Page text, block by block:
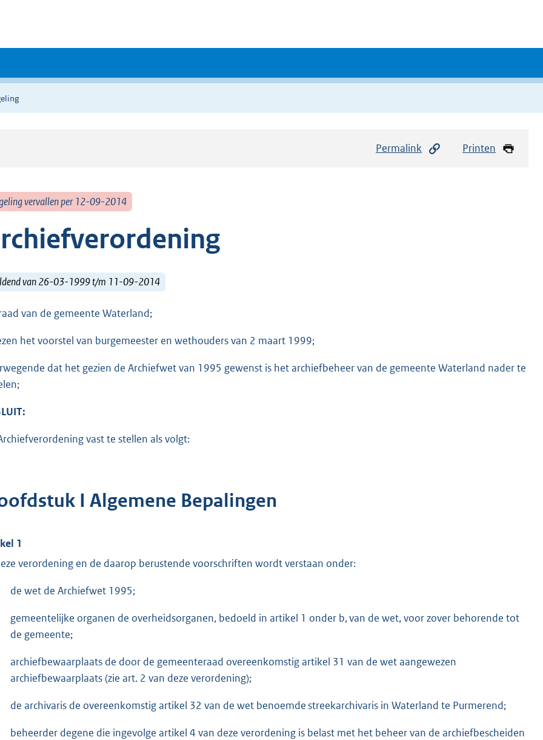
Permalink Printen
vervallen per 12-09-2014
van 26-03-1999 t/m 11-09-2014
van de gemeente Waterland;
het voorstel van burgemeester en wethouders van 2 maart 1999;
dat het gezien de Archiefwet van 1995 gewenst is het archiefbeheer van de gemeente Waterland nader te
vast te stellen als volgt:
I Algemene Bepalingen
1
verordening en de daarop berustende voorschriften wordt verstaan onder:
de wet de Archiefwet 1995;
gemeentelijke organen de overheidsorganen, bedoeld in artikel 1 onder b, van de wet, voor zover behorende tot
de gemeente;
archiefbewaarplaats de door de gemeenteraad overeenkomstig artikel 31 van de wet aangewezen
archiefbewaarplaats (zie art. 2 van deze verordening);
de archivaris de overeenkomstig artikel 32 van de wet benoemde streekarchivaris in Waterland te Purmerend;
beheerder degene die ingevolge artikel 4 van deze verordening is belast met het beheer van de archiefbescheiden